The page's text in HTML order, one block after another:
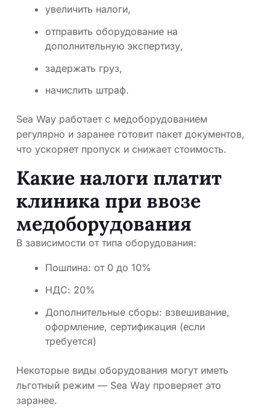
увеличить налоги,
отправить оборудование на
дополнительную экспертизу,
задержать груз,
начислить штраф.
Sea Way работает с медоборудованием
регулярно и заранее готовит пакет документов,
что ускоряет пропуск и снижает стоимость.
Какие налоги платит
клиника при ввозе
медоборудования
В зависимости от типа оборудования:
Пошлина: от 0 до 10%
НДС: 20%
Дополнительные сборы: взвешивание,
оформление, сертификация (если
требуется)
Некоторые виды оборудования могут иметь
льготный режим — Sea Way проверяет это
заранее.